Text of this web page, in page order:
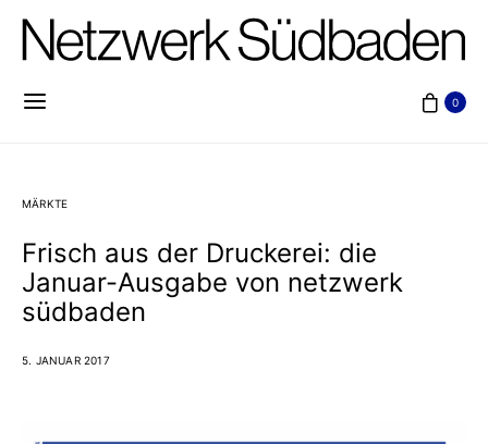
0
MÄRKTE
Frisch aus der Druckerei: die
Januar-Ausgabe von netzwerk
südbaden
5. JANUAR 2017